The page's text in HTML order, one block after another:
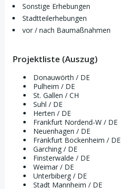
Sonstige Erhebungen
Stadtteilerhebungen
vor / nach Baumaßnahmen
Projektliste (Auszug)
Donauwörth / DE
Pulheim / DE
St. Gallen / CH
Suhl / DE
Herten / DE
Frankfurt Nordend-W / DE
Neuenhagen / DE
Frankfurt Bockenheim / DE
Garching / DE
Finsterwalde / DE
Weimar / DE
Unterbiberg / DE
Stadt Mannheim / DE